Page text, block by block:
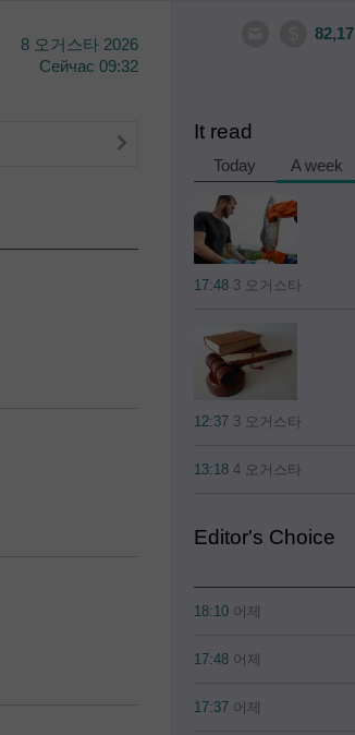
8 오거스타 2026
Сейчас 09:32
82,17
It read
Today A week
17:48 3 오거스타
12:37 3 오거스타
13:184 오거스타
Editor's Choice
18:10 어제
17:48 어제
17:37 어제